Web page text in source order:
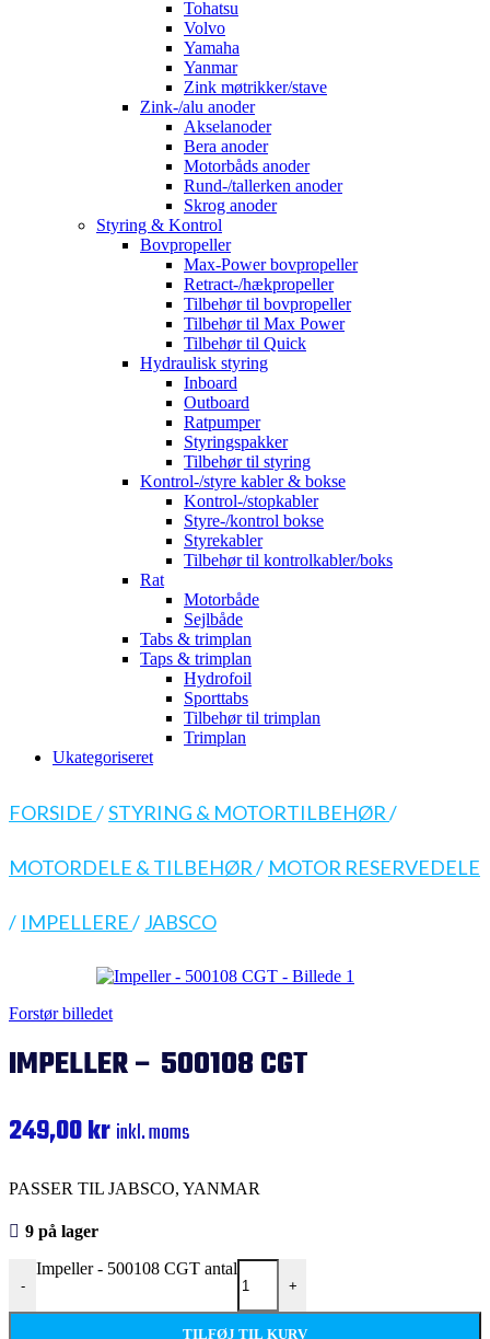
Tohatsu
Volvo
Yamaha
Yanmar
Zink møtrikker/stave
Zink-/alu anoder
Akselanoder
Bera anoder
Motorbåds anoder
Rund-/tallerken anoder
Skrog anoder
Styring & Kontrol
Bovpropeller
Max-Power bovpropeller
Retract-/hækpropeller
Tilbehør til bovpropeller
Tilbehør til Max Power
Tilbehør til Quick
Hydraulisk styring
Inboard
Outboard
Ratpumper
Styringspakker
Tilbehør til styring
Kontrol-/styre kabler & bokse
Kontrol-/stopkabler
Styre-/kontrol bokse
Styrekabler
Tilbehør til kontrolkabler/boks
Rat
Motorbåde
Sejlbåde
Tabs & trimplan
Taps & trimplan
Hydrofoil
Sporttabs
Tilbehør til trimplan
Trimplan
Ukategoriseret
FORSIDE/STYRING & MOTORTILBEHØR/
MOTORDELE & TILBEHØR/ MOTOR RESERVEDELE
/ IMPELLERE/ JABSCO
Forstør billedet
IMPELLER – 500108 CGT
249,00kr inkl. moms
PASSER TIL JABSCO, YANMAR
9 på lager
-
Impeller - 500108 CGT antal
+
TILFØJ TIL KURV